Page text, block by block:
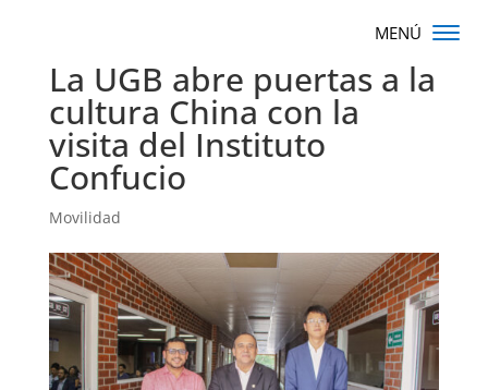
La UGB abre puertas a la
cultura China con la
visita del Instituto
Confucio
Movilidad